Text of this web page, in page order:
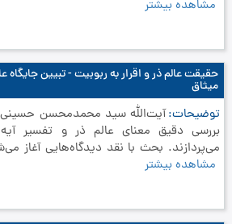
مشاهده بیشتر
حقیقت عالم ذر و اقرار به ربوبیت - تبیین جایگاه
میثاق
توضیحات آیت‌الله سید محمدمحسن حسینی
بررسی دقیق معنای عالم ذر و تفسیر
می‌پردازند. بحث با نقد دیدگاه‌هایی آغاز
مشاهده بیشتر